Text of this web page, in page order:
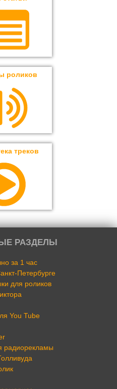
роликов
треков
РАЗДЕЛЫ
за 1 час
Петербурге
для роликов
You Tube
радиорекламы